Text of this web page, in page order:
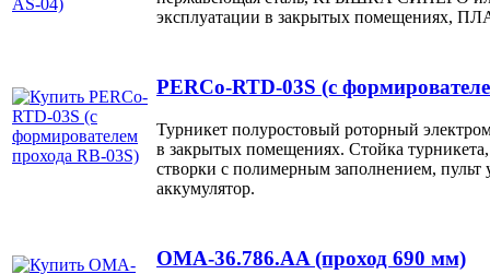
эксплуатации в закрытых помещениях,
PERCo-RTD-03S (с
Турникет полуростовый роторный
в закрытых помещениях. Стойка
створки с полимерным заполнением, пульт
аккумулятор.
OMA-36.786.AA (проход 690 мм)